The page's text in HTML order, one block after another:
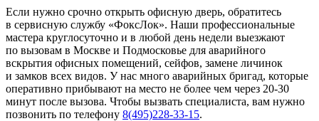
Если нужно срочно открыть офисную дверь, обратитесь
в сервисную службу «ФоксЛок». Наши профессиональные
мастера круглосуточно и в любой день недели выезжают
по вызовам в Москве и Подмосковье для аварийного
вскрытия офисных помещений, сейфов, замене личинок
и замков всех видов. У нас много аварийных бригад, которые
оперативно прибывают на место не более чем через 20-30
минут после вызова. Чтобы вызвать специалиста, вам нужно
позвонить по телефону 8(495)228-33-15.